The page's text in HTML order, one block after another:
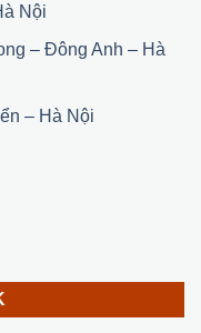
Nội
– Đông Anh – Hà
– Hà Nội